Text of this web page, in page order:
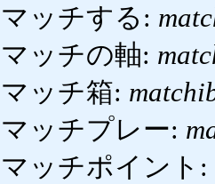
マッチする:
マッチの軸:
マッチ箱:
マッチプレー:
マッチポイント: